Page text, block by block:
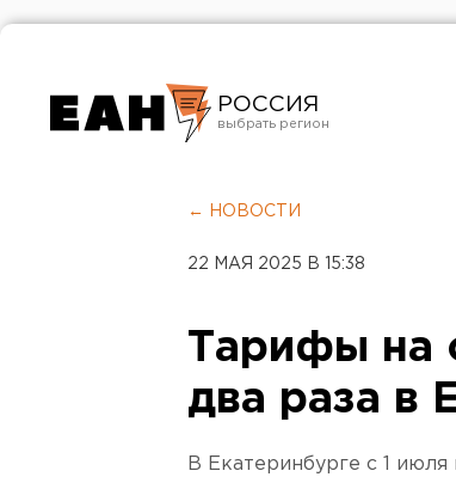
РОССИЯ
Челябинск
← НОВОСТИ
22 МАЯ 2025 В 15:38
Тарифы на
два раза в
В Екатеринбурге с 1